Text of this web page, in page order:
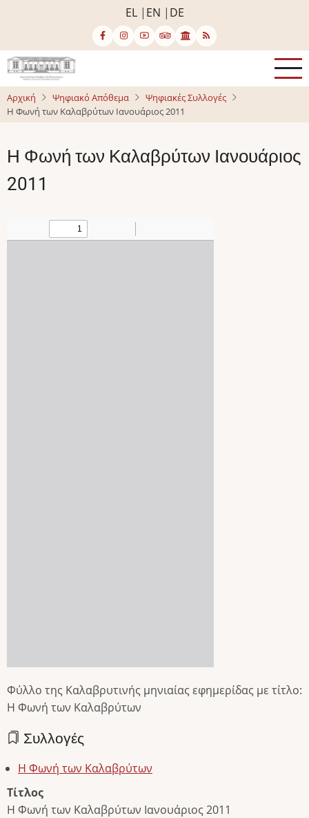
κυρίως
περιεχόμενο
EL EN DE
Αρχική Ψηφιακό Απόθεμα
Ψηφιακές Συλλογές
Η Φωνή των Καλαβρύτων Ιανουάριος 2011
Η Φωνή των Καλαβρύτων Ιανουάριος
2011
Φύλλο της Καλαβρυτινής μηνιαίας εφημερίδας με τίτλο:
Η Φωνή των Καλαβρύτων
Συλλογές
Η Φωνή των Καλαβρύτων
Τίτλος
Η Φωνή των Καλαβρύτων Ιανουάριος 2011